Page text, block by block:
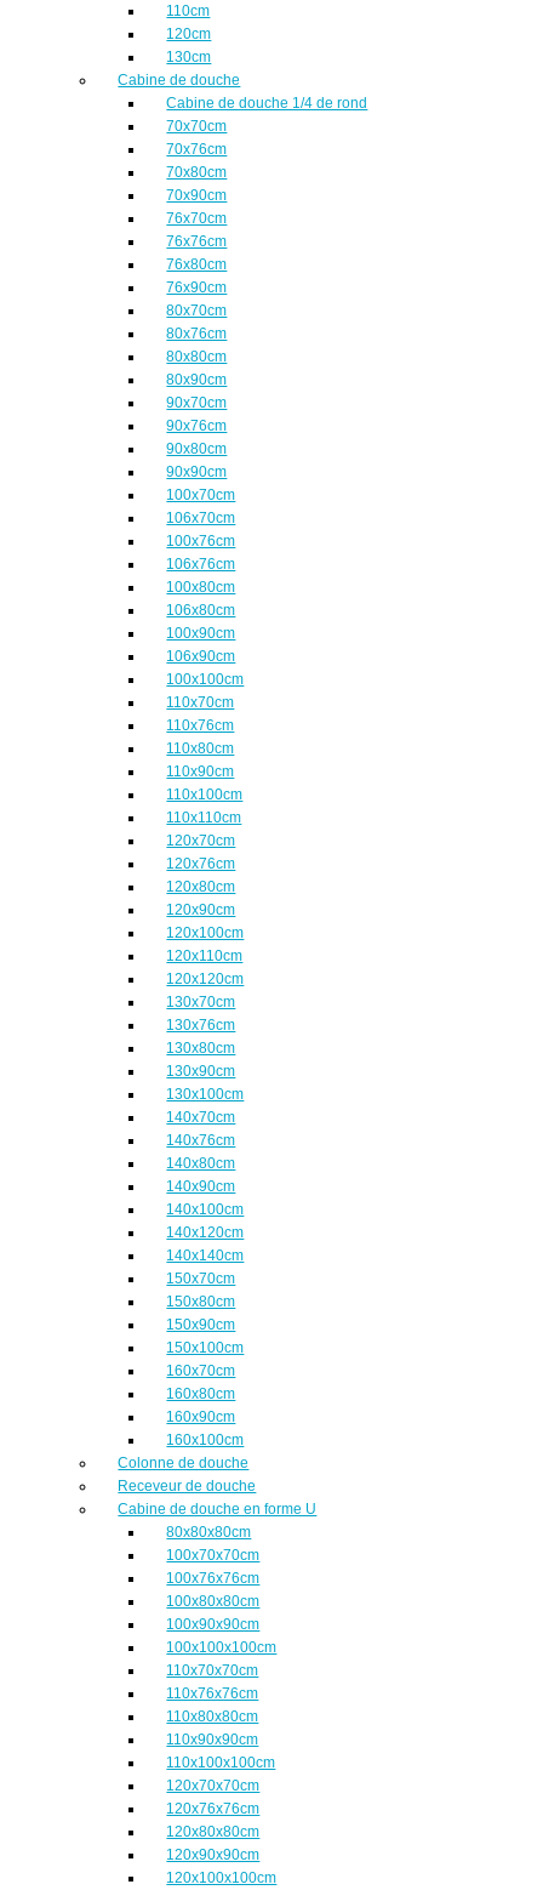
110cm
120cm
130cm
Cabine de douche
Cabine de douche 1/4 de rond
70x70cm
70x76cm
70x80cm
70x90cm
76x70cm
76x76cm
76x80cm
76x90cm
80x70cm
80x76cm
80x80cm
80x90cm
90x70cm
90x76cm
90x80cm
90x90cm
100x70cm
106x70cm
100x76cm
106x76cm
100x80cm
106x80cm
100x90cm
106x90cm
100x100cm
110x70cm
110x76cm
110x80cm
110x90cm
110x100cm
110x110cm
120x70cm
120x76cm
120x80cm
120x90cm
120x100cm
120x110cm
120x120cm
130x70cm
130x76cm
130x80cm
130x90cm
130x100cm
140x70cm
140x76cm
140x80cm
140x90cm
140x100cm
140x120cm
140x140cm
150x70cm
150x80cm
150x90cm
150x100cm
160x70cm
160x80cm
160x90cm
160x100cm
Colonne de douche
Receveur de douche
Cabine de douche en forme U
80x80x80cm
100x70x70cm
100x76x76cm
100x80x80cm
100x90x90cm
100x100x100cm
110x70x70cm
110x76x76cm
110x80x80cm
110x90x90cm
110x100x100cm
120x70x70cm
120x76x76cm
120x80x80cm
120x90x90cm
120x100x100cm